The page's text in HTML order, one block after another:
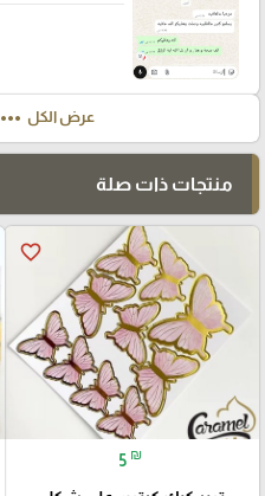
عرض الكل more_horiz
منتجات ذات صلة
favorite_border
5 ₪